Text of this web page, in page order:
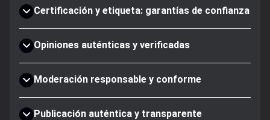
Certificación y etiqueta: garantías de confianza
Opiniones auténticas y verificadas
Moderación responsable y conforme
Publicación auténtica y transparente